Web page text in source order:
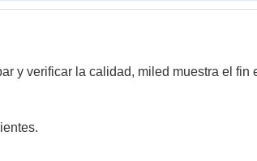
y verificar la calidad, miled muestra el